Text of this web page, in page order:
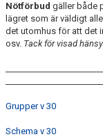
Nötförbud gäller både
lägret som är väldigt
det utomhus för att det
osv. Tack för visad
Grupper v 30
Schema v 30